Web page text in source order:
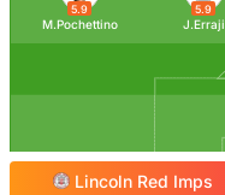
5.9
J.Erraji
5.9
M.Pochettino
Lincoln Red Imps